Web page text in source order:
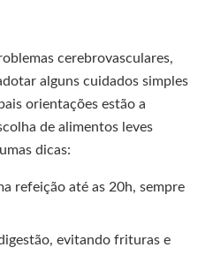
cerebrovasculares,
alguns cuidados simples
orientações estão a
de alimentos leves
dicas:
refeição até as 20h, sempre
evitando frituras e